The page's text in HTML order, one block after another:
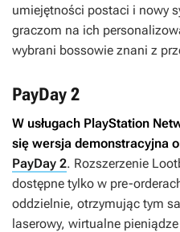
umiejętności postaci i nowy
graczom na ich
wybrani bossowie znani z
PayDay 2
W usługach PlayStation
się wersja demonstracyjna
PayDay 2. Rozszerzenie
dostępne tylko w pre-
oddzielnie, otrzymując tym
laserowy, wirtualne